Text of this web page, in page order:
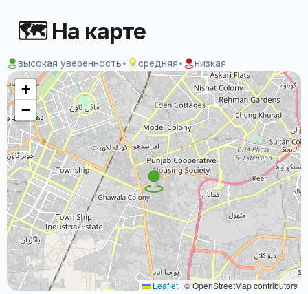
🗺 На карте
высокая уверенность• средняя• низкая
+
−
Leaflet | © OpenStreetMap contributors